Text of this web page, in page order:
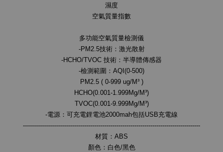
濕度
空氣質量指數
多功能空氣質量檢測儀
-PM2.5技術：激光散射
-HCHO/TVOC 技術：半導體傳感器
-檢測範圍：AQI(0-500)
PM2.5 ( 0-999 ug/M³ )
HCHO(0.001-1.999Mg/M³)
TVOC(0.001-9.999Mg/M³)
-電源：可充電鋰電池2000mah包括USB充電線
-----------------------------------------------------------------------------------------
材質：ABS
顏色：白色/黑色